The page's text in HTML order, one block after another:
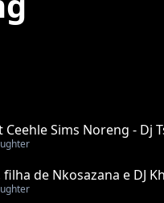
Ceehle Sims Noreng - Dj
filha de Nkosazana e DJ